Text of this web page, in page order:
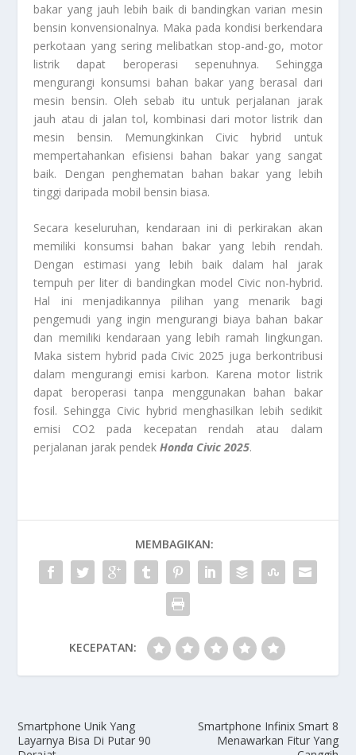
bakar yang jauh lebih baik di bandingkan varian mesin
bensin konvensionalnya. Maka pada kondisi berkendara
perkotaan yang sering melibatkan stop-and-go, motor
listrik dapat beroperasi sepenuhnya. Sehingga
mengurangi konsumsi bahan bakar yang berasal dari
mesin bensin. Oleh sebab itu untuk perjalanan jarak
jauh atau di jalan tol, kombinasi dari motor listrik dan
mesin bensin. Memungkinkan Civic hybrid untuk
mempertahankan efisiensi bahan bakar yang sangat
baik. Dengan penghematan bahan bakar yang lebih
tinggi daripada mobil bensin biasa.
Secara keseluruhan, kendaraan ini di perkirakan akan
memiliki konsumsi bahan bakar yang lebih rendah.
Dengan estimasi yang lebih baik dalam hal jarak
tempuh per liter di bandingkan model Civic non-hybrid.
Hal ini menjadikannya pilihan yang menarik bagi
pengemudi yang ingin mengurangi biaya bahan bakar
dan memiliki kendaraan yang lebih ramah lingkungan.
Maka sistem hybrid pada Civic 2025 juga berkontribusi
dalam mengurangi emisi karbon. Karena motor listrik
dapat beroperasi tanpa menggunakan bahan bakar
fosil. Sehingga Civic hybrid menghasilkan lebih sedikit
emisi CO2 pada kecepatan rendah atau dalam
perjalanan jarak pendek Honda Civic 2025.
MEMBAGIKAN:
KECEPATAN:
Smartphone Unik Yang
Layarnya Bisa Di Putar 90
Smartphone Infinix Smart 8
Menawarkan Fitur Yang